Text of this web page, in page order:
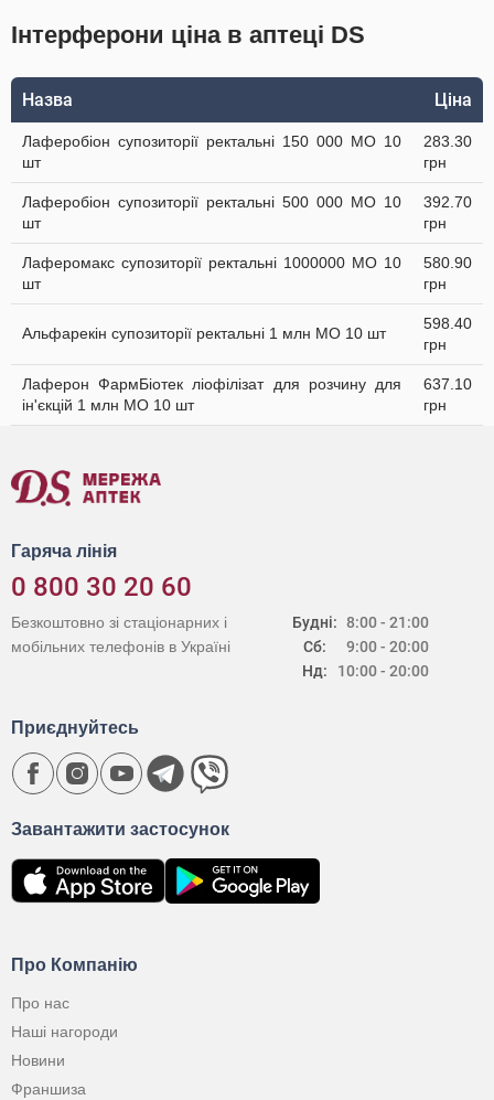
Інтерферони ціна в аптеці DS
Назва Ціна
Лаферобіон супозиторії ректальні 150 000 МО 10
шт
283.30
грн
Лаферобіон супозиторії ректальні 500 000 МО 10
шт
392.70
грн
Лаферомакс супозиторії ректальні 1000000 МО 10
шт
580.90
грн
Альфарекін супозиторії ректальні 1 млн МО 10 шт
598.40
грн
Лаферон ФармБіотек ліофілізат для розчину для
ін'єкцій 1 млн МО 10 шт
637.10
грн
Гаряча лінія
0 800 30 20 60
Будні:
Сб:
Нд:
8:00 - 21:00
9:00 - 20:00
10:00 - 20:00
Безкоштовно зі стаціонарних і
мобільних телефонів в Україні
Про Компанію
Про нас
Наші нагороди
Новини
Франшиза
Завантажити застосунок
Приєднуйтесь